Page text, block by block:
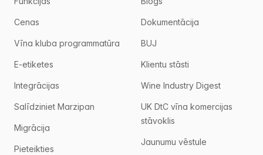
Cenas
Vīna kluba programmatūra
E-etiketes
Integrācijas
Salīdziniet Marzipan
Migrācija
Pieteikties
Dokumentācija
BUJ
Klientu stāsti
Wine Industry Digest
UK DtC vīna komercijas
stāvoklis
Jaunumu vēstule